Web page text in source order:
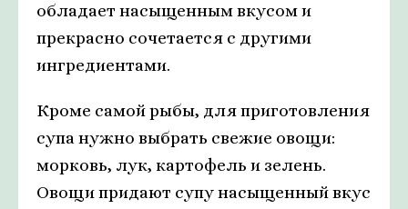
обладает насыщенным вкусом и
прекрасно сочетается с другими
ингредиентами.
Кроме самой рыбы, для приготовления
супа нужно выбрать свежие овощи:
морковь, лук, картофель и зелень.
Овощи придают супу насыщенный вкус